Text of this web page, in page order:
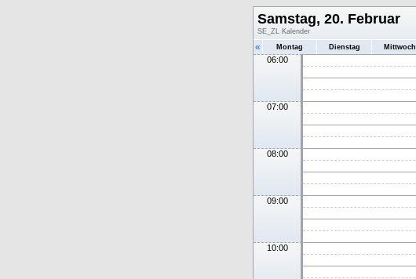
Samstag, 20. Februar
SE_ZL Kalender
« Montag Dienstag Mittwoch
06:00
07:00
08:00
09:00
10:00